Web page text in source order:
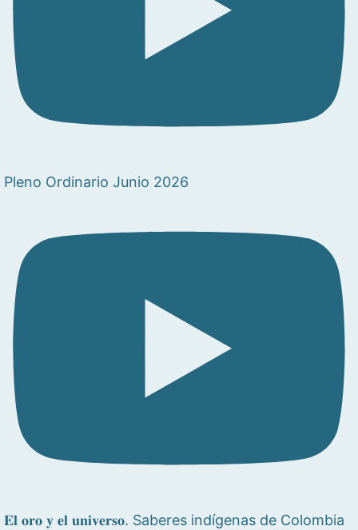
Pleno Ordinario Junio 2026
𝐄𝐥 𝐨𝐫𝐨 𝐲 𝐞𝐥 𝐮𝐧𝐢𝐯𝐞𝐫𝐬𝐨. Saberes indígenas de Colombia